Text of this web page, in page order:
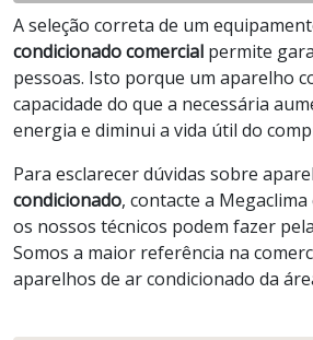
A seleção correta de um
condicionado comercial permite
pessoas. Isto porque um aparelho
capacidade do que a necessária
energia e diminui a vida útil do
Para esclarecer dúvidas sobre
condicionado, contacte a
os nossos técnicos podem fazer
Somos a maior referência na
aparelhos de ar condicionado da